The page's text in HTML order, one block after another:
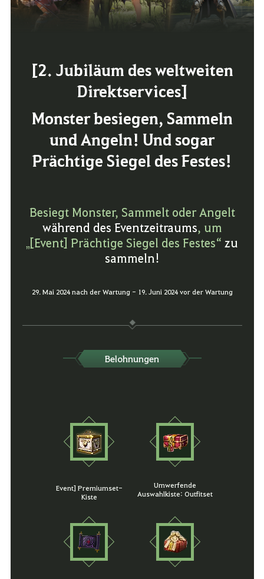
[2. Jubiläum des weltweiten
Direktservices]
Monster besiegen, Sammeln
und Angeln! Und sogar
Prächtige Siegel des Festes!
Besiegt Monster, Sammelt oder Angelt
während des Eventzeitraums, um
„[Event] Prächtige Siegel des Festes“ zu
sammeln!
29. Mai 2024 nach der Wartung - 19. Juni 2024 vor der Wartung
Belohnungen
Event] Premiumset-
Kiste
Umwerfende
Auswahlkiste: Outfitset